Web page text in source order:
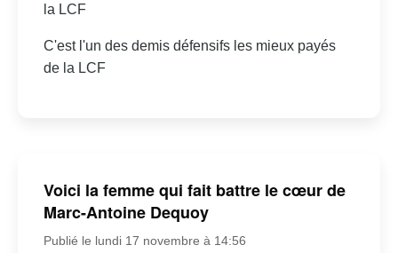
la LCF
C'est l'un des demis défensifs les mieux payés
de la LCF
Voici la femme qui fait battre le cœur de
Marc-Antoine Dequoy
Publié le lundi 17 novembre à 14:56